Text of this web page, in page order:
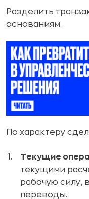
Разделить
основаниям.
По характеру
Текущие
текущими
рабочую силу,
переводы.